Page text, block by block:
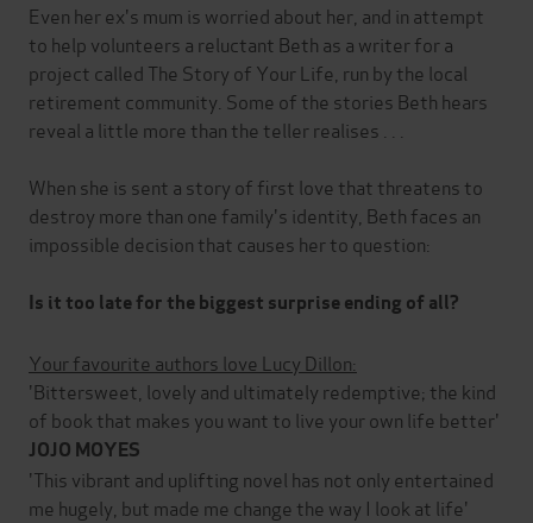
Even her ex's mum is worried about her, and in attempt
to help volunteers a reluctant Beth as a writer for a
project called The Story of Your Life, run by the local
retirement community. Some of the stories Beth hears
reveal a little more than the teller realises . . .
When she is sent a story of first love that threatens to
destroy more than one family's identity, Beth faces an
impossible decision that causes her to question:
Is it too late for the biggest surprise ending of all?
Your favourite authors love Lucy Dillon:
'Bittersweet, lovely and ultimately redemptive; the kind
of book that makes you want to live your own life better'
JOJO MOYES
'This vibrant and uplifting novel has not only entertained
me hugely, but made me change the way I look at life'